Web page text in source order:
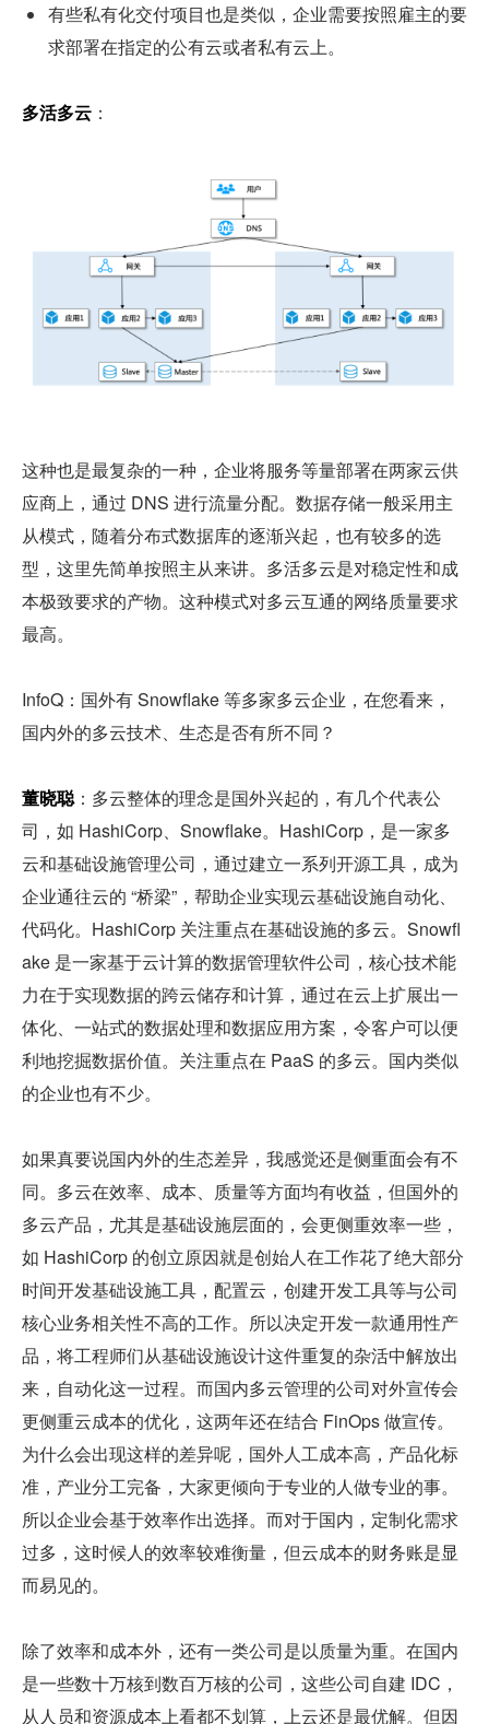
有些私有化交付项目也是类似，企业需要按照雇主的要
求部署在指定的公有云或者私有云上。
多活多云 ：
这种也是最复杂的一种，企业将服务等量部署在两家云供
应商上，通过 DNS 进行流量分配。数据存储一般采用主
从模式，随着分布式数据库的逐渐兴起，也有较多的选
型，这里先简单按照主从来讲。多活多云是对稳定性和成
本极致要求的产物。这种模式对多云互通的网络质量要求
最高。
InfoQ：国外有 Snowflake 等多家多云企业，在您看来，
国内外的多云技术、生态是否有所不同？
董晓聪：多云整体的理念是国外兴起的，有几个代表公
司，如 HashiCorp、Snowflake。HashiCorp，是一家多
云和基础设施管理公司，通过建立一系列开源工具，成为
企业通往云的 “桥梁”，帮助企业实现云基础设施自动化、
代码化。HashiCorp 关注重点在基础设施的多云。Snowfl
ake 是一家基于云计算的数据管理软件公司，核心技术能
力在于实现数据的跨云储存和计算，通过在云上扩展出一
体化、一站式的数据处理和数据应用方案，令客户可以便
利地挖掘数据价值。关注重点在 PaaS 的多云。国内类似
的企业也有不少。
如果真要说国内外的生态差异，我感觉还是侧重面会有不
同。多云在效率、成本、质量等方面均有收益，但国外的
多云产品，尤其是基础设施层面的，会更侧重效率一些，
如 HashiCorp 的创立原因就是创始人在工作花了绝大部分
时间开发基础设施工具，配置云，创建开发工具等与公司
核心业务相关性不高的工作。所以决定开发一款通用性产
品，将工程师们从基础设施设计这件重复的杂活中解放出
来，自动化这一过程。而国内多云管理的公司对外宣传会
更侧重云成本的优化，这两年还在结合 FinOps 做宣传。
为什么会出现这样的差异呢，国外人工成本高，产品化标
准，产业分工完备，大家更倾向于专业的人做专业的事。
所以企业会基于效率作出选择。而对于国内，定制化需求
过多，这时候人的效率较难衡量，但云成本的财务账是显
而易见的。
除了效率和成本外，还有一类公司是以质量为重。在国内
是一些数十万核到数百万核的公司，这些公司自建 IDC，
从人员和资源成本上看都不划算，上云还是最优解。但因